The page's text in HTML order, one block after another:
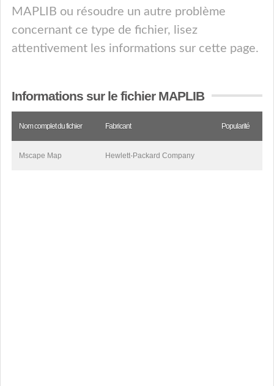
MAPLIB ou résoudre un autre problème
concernant ce type de fichier, lisez
attentivement les informations sur cette page.
Informations sur le fichier MAPLIB
Nom complet du fichier Fabricant Popularité
Mscape Map Hewlett-Packard Company